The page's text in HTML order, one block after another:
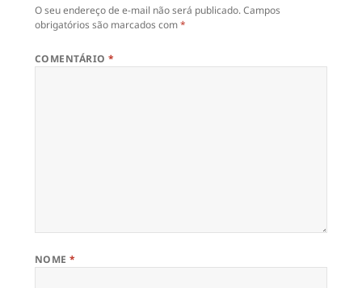
O seu endereço de e-mail não será publicado.Campos
obrigatórios são marcados com*
COMENTÁRIO*
NOME*